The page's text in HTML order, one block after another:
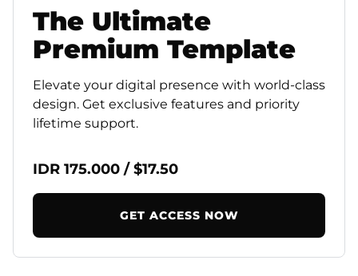
The Ultimate
Premium Template
Elevate your digital presence with world-class
design. Get exclusive features and priority
lifetime support.
IDR 175.000 / $17.50
GET ACCESS NOW